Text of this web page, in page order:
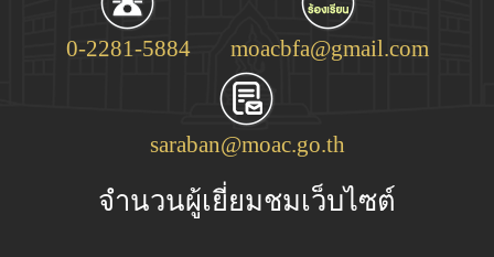
0-2281-5884 moacbfa@gmail.com
saraban@moac.go.th
จำนวนผู้เยี่ยมชมเว็บไซต์